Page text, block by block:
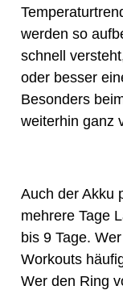
werden so
schnell
oder besser
Besonders
weiterhin ganz
Auch der Akku
mehrere Tage
bis 9 Tage.
Workouts
Wer den Ring